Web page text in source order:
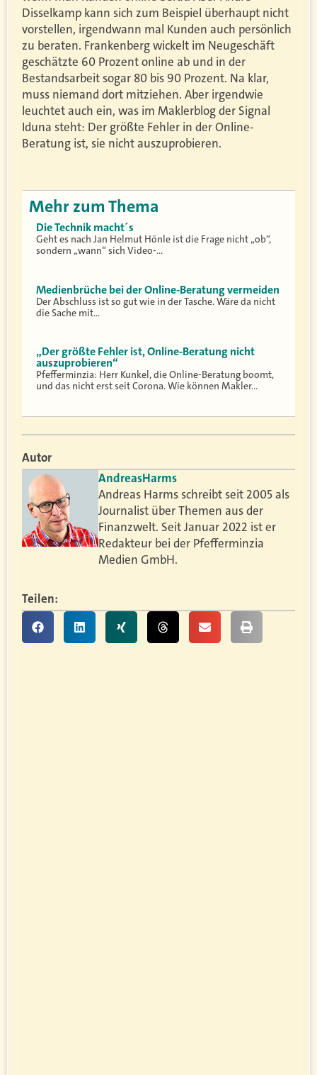
Disselkamp kann sich zum Beispiel überhaupt nicht
vorstellen, irgendwann mal Kunden auch persönlich
zu beraten. Frankenberg wickelt im Neugeschäft
geschätzte 60 Prozent online ab und in der
Bestandsarbeit sogar 80 bis 90 Prozent. Na klar,
muss niemand dort mitziehen. Aber irgendwie
leuchtet auch ein, was im Maklerblog der Signal
Iduna steht: Der größte Fehler in der Online-
Beratung ist, sie nicht auszuprobieren.
Mehr zum Thema
Die Technik macht´s
Geht es nach Jan Helmut Hönle ist die Frage nicht „ob“,
sondern „wann“ sich Video-…
Medienbrüche bei der Online-Beratung vermeiden
Der Abschluss ist so gut wie in der Tasche. Wäre da nicht
die Sache mit…
„Der größte Fehler ist, Online-Beratung nicht
auszuprobieren“
Pfefferminzia: Herr Kunkel, die Online-Beratung boomt,
und das nicht erst seit Corona. Wie können Makler…
Autor
AndreasHarms
Andreas Harms schreibt seit 2005 als
Journalist über Themen aus der
Finanzwelt. Seit Januar 2022 ist er
Redakteur bei der Pfefferminzia
Medien GmbH.
Teilen: